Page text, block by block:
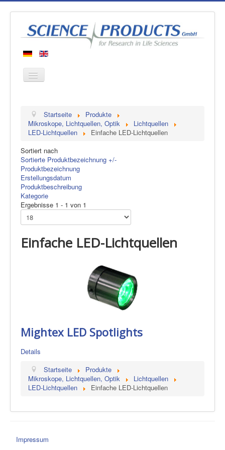
Produkte
Hersteller
Über uns
Kontakt
Startseite
Produkte
Mikroskope, Lichtquellen, Optik
Lichtquellen
LED-Lichtquellen
Einfache LED-Lichtquellen
Sortiert nach
Sortierte Produktbezeichnung +/-
Produktbezeichnung
Erstellungsdatum
Produktbeschreibung
Kategorie
Ergebnisse 1 - 1 von 1
Einfache LED-Lichtquellen
Mightex LED Spotlights
Details
Startseite
Produkte
Mikroskope, Lichtquellen, Optik
Lichtquellen
LED-Lichtquellen
Einfache LED-Lichtquellen
Impressum